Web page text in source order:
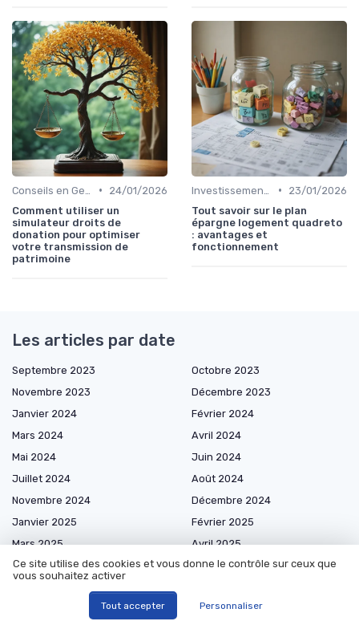
•
24/01/2026
Comment utiliser un
simulateur droits de
donation pour optimiser
votre transmission de
patrimoine
•
23/01/2026
Tout savoir sur le plan
épargne logement quadreto
: avantages et
fonctionnement
Les articles par date
Septembre 2023
Octobre 2023
Novembre 2023
Décembre 2023
Janvier 2024
Février 2024
Mars 2024
Avril 2024
Mai 2024
Juin 2024
Juillet 2024
Août 2024
Novembre 2024
Décembre 2024
Janvier 2025
Février 2025
Mars 2025
Avril 2025
Mai 2025
Juin 2025
Octobre 2025
Ce site utilise des cookies et vous donne le contrôle sur ceux que
vous souhaitez activer
Tout accepter Personnaliser